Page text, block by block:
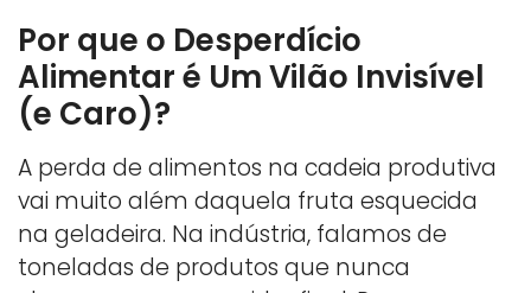
Por que o Desperdício
Alimentar é Um Vilão Invisível
(e Caro)?
A perda de alimentos na cadeia produtiva
vai muito além daquela fruta esquecida
na geladeira. Na indústria, falamos de
toneladas de produtos que nunca